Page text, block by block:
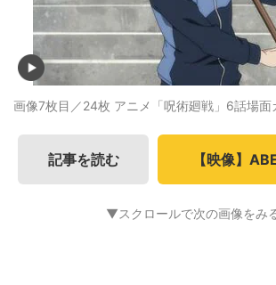
画像7枚目／24枚 アニメ「呪術廻戦」6話場
記事を読む 【映像】
▼スクロールで次の画像をみ